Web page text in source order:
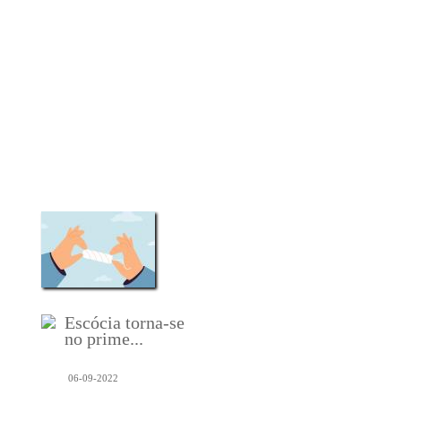
Escócia torna-se
no prime...
06-09-2022